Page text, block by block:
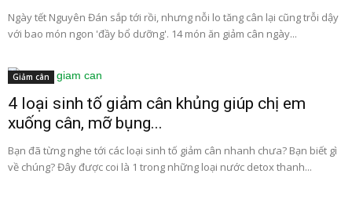
Ngày tết Nguyên Đán sắp tới rồi, nhưng nỗi lo tăng cân lại cũng trỗi dậy
với bao món ngon 'đầy bổ dưỡng'. 14 món ăn giảm cân ngày...
Giảm cân
4 loại sinh tố giảm cân khủng giúp chị em
xuống cân, mỡ bụng...
Bạn đã từng nghe tới các loại sinh tố giảm cân nhanh chưa? Bạn biết gì
về chúng? Đây được coi là 1 trong những loại nước detox thanh...